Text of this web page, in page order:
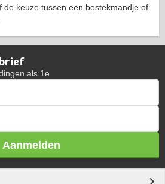
de keuze tussen een bestekmandje of
als 1e
Aanmelden